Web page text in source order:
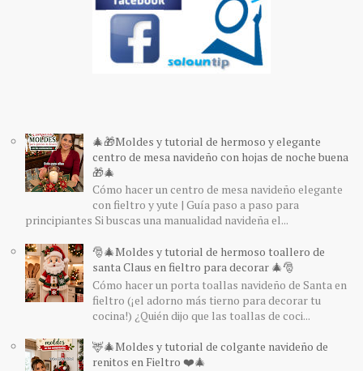
🎄🎁Moldes y tutorial de hermoso y elegante
centro de mesa navideño con hojas de noche buena
🎁🎄
Cómo hacer un centro de mesa navideño elegante
con fieltro y yute | Guía paso a paso para
principiantes Si buscas una manualidad navideña el...
🎅🎄Moldes y tutorial de hermoso toallero de
santa Claus en fieltro para decorar 🎄🎅
Cómo hacer un porta toallas navideño de Santa en
fieltro (¡el adorno más tierno para decorar tu
cocina!) ¿Quién dijo que las toallas de coci...
🦌🎄Moldes y tutorial de colgante navideño de
renitos en Fieltro ❤️🎄